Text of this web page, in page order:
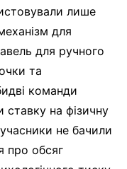
лише
для
для ручного
та
команди
ставку на фізичну
не бачили
про обсяг